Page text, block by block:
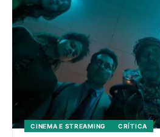
CINEMA E STREAMING CRÍTICA